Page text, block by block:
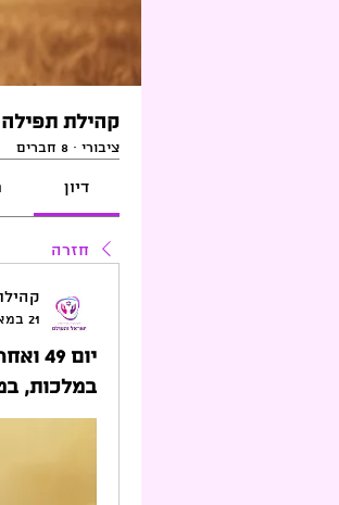
קהילת
ציבורי · 8 חברים
דיון
חזרה
21 במאי 2026
יום
במלכות,